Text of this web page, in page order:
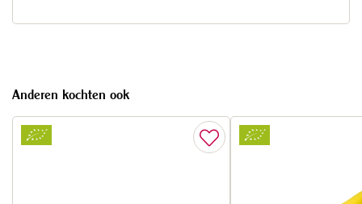
Anderen kochten ook